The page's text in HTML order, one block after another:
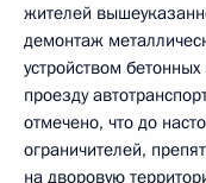
жителей
демонтаж
устройством
проезду
отмечено, что до
ограничителей,
на дворовую